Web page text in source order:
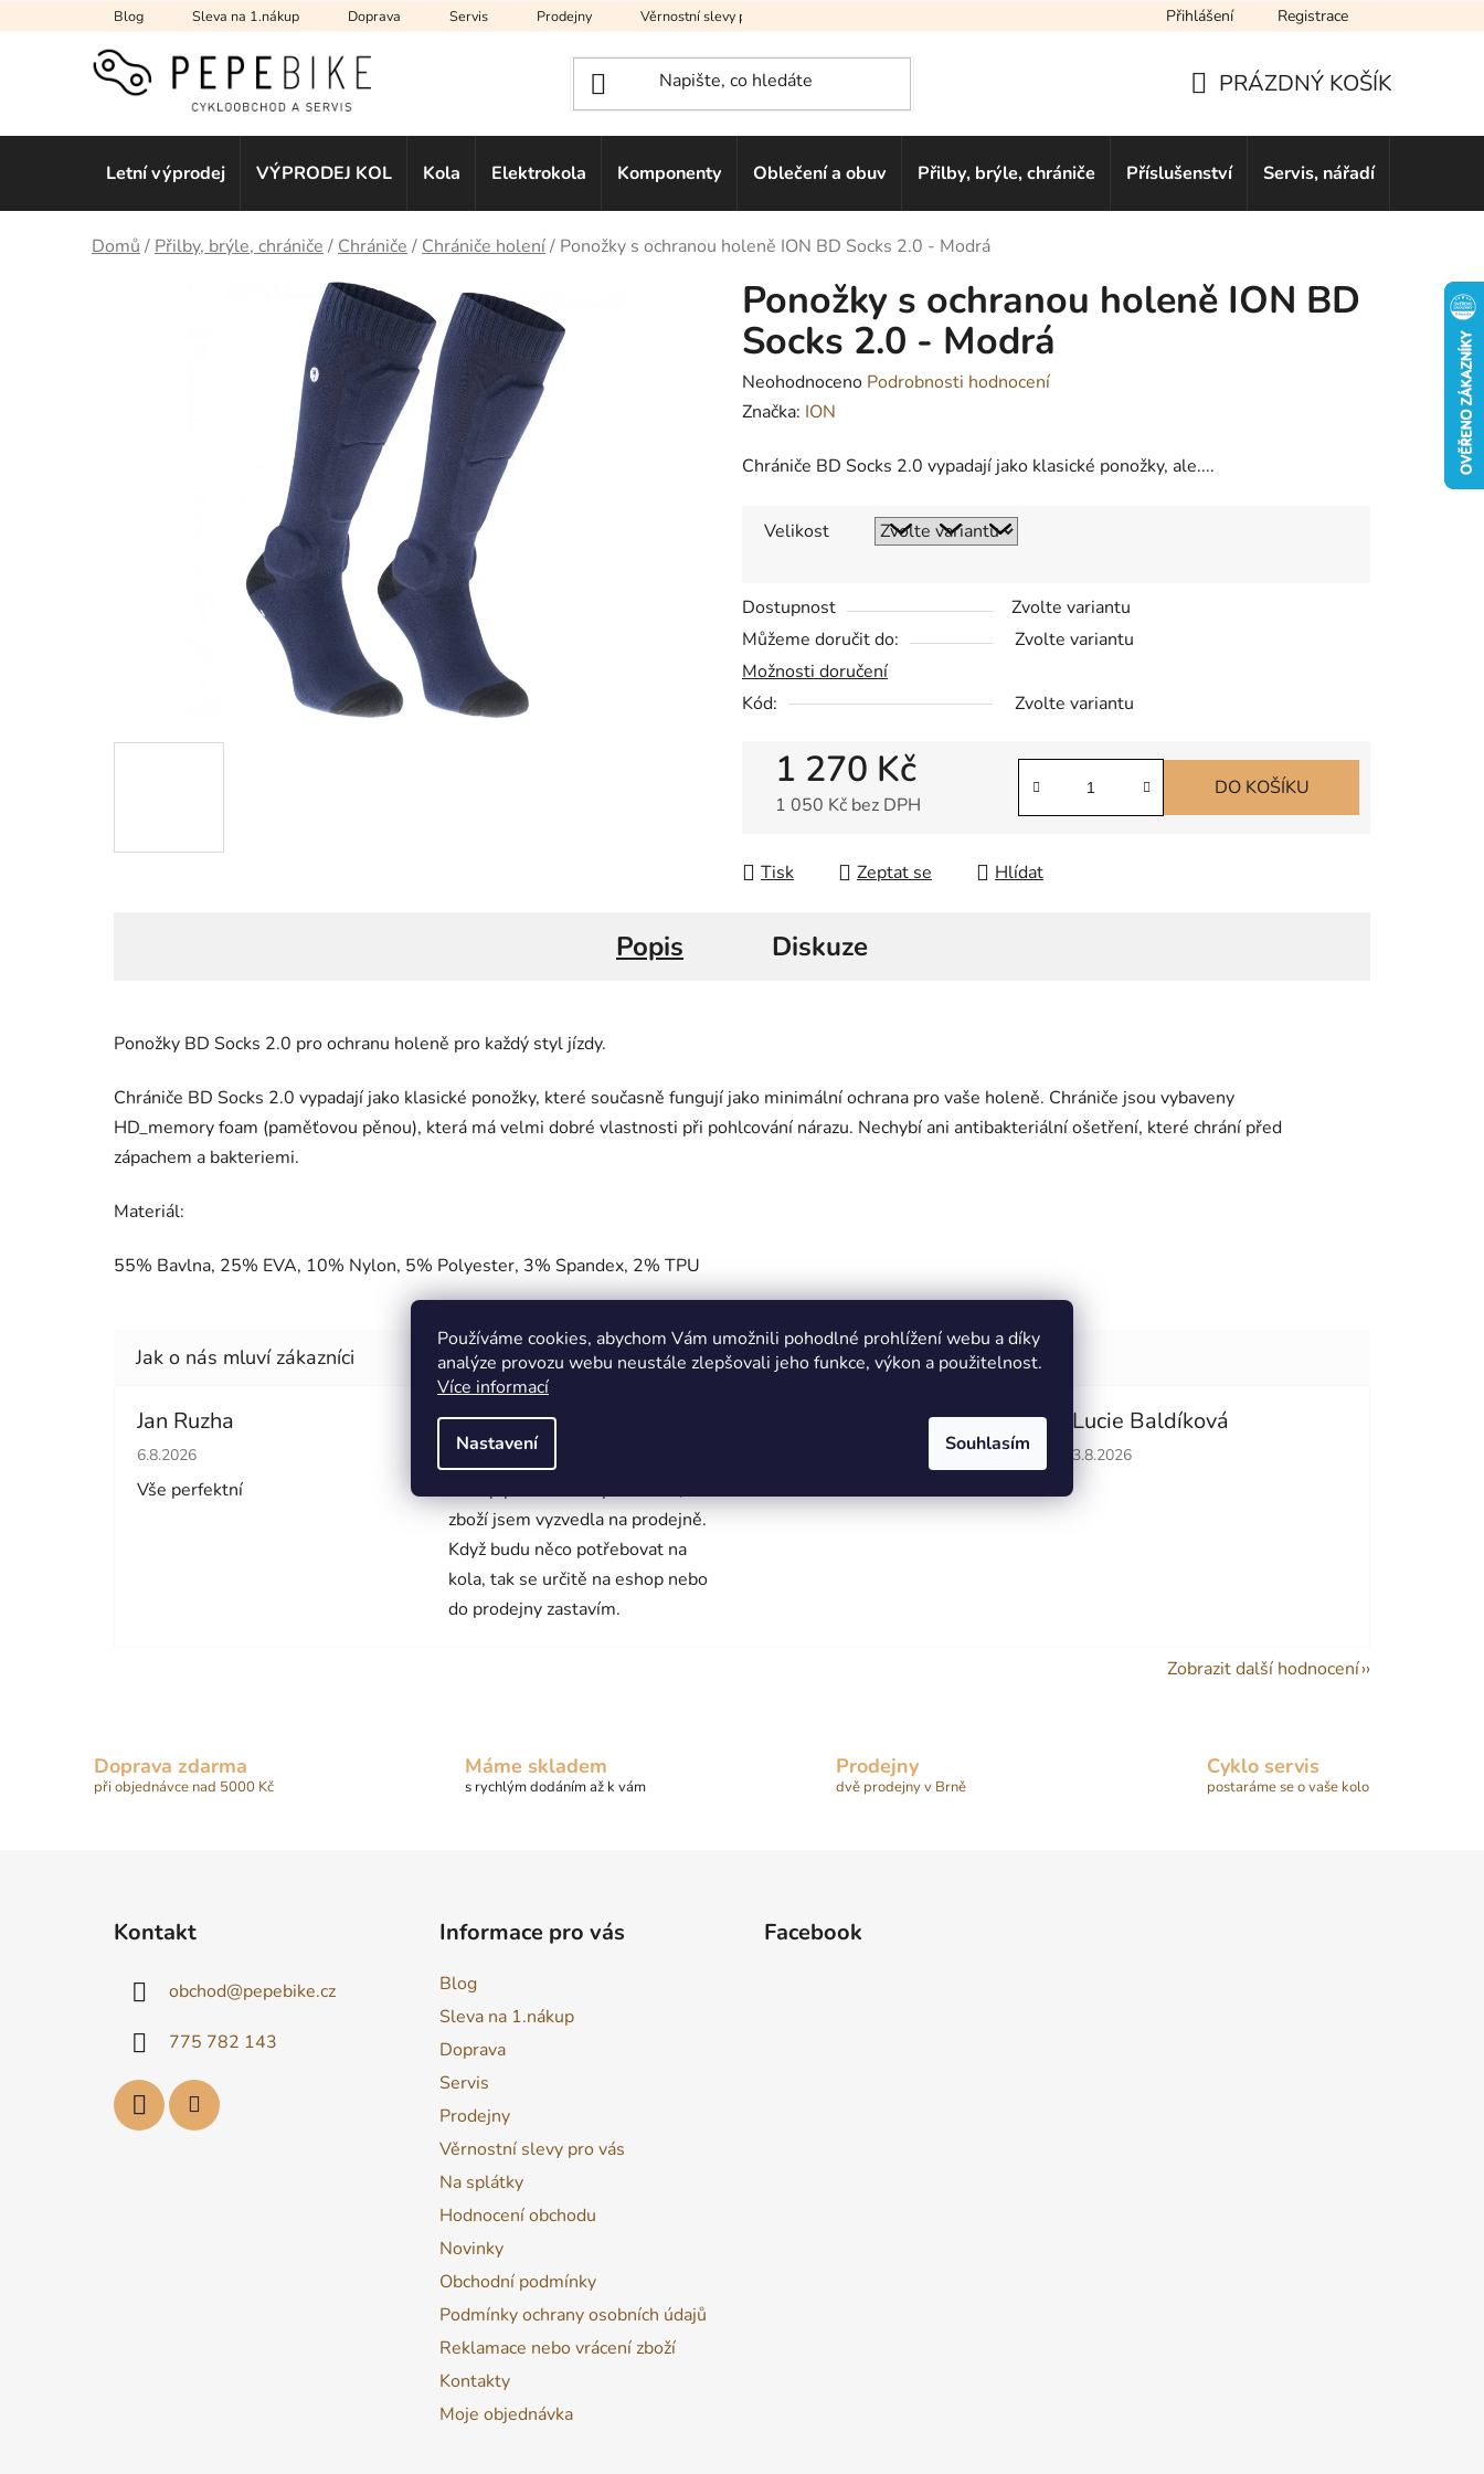
Používáme cookies, abychom Vám umožnili pohodlné prohlížení webu a díky
analýze provozu webu neustále zlepšovali jeho funkce, výkon a použitelnost.
Více informací
Nastavení Souhlasím
na
Blog Sleva na 1.nákup Doprava Servis Prodejny Věrnostní slevy pro vás Obchodní podmínky
Přihlášení Registrace
KOŠÍK
PRÁZDNÝ KOŠÍK
Letní výprodej VÝPRODEJ KOL Kola Elektrokola Komponenty Oblečení a obuv Přilby, brýle, chrániče Příslušenství Servis, nářadí
Domů / Přilby, brýle, chrániče / Chrániče / Chrániče holení/ Ponožky s ochranou holeně ION BD Socks 2.0 - Modrá
Ponožky s ochranou holeně ION BD
Socks 2.0 - Modrá
Průměrné
hodnocení
je
Neohodnoceno Podrobnosti hodnocení
Značka: ION
Chrániče BD Socks 2.0 vypadají jako klasické ponožky, ale....
Velikost
Dostupnost
Zvolte variantu
Můžeme doručit do:
Zvolte variantu
Možnosti doručení
Kód:
Zvolte variantu
1 270 Kč
1 050 Kč bez DPH
DO KOŠÍKU
Tisk Zeptat se Hlídat
Popis Diskuze
Ponožky BD Socks 2.0 pro ochranu holeně pro každý styl jízdy.
Chrániče BD Socks 2.0 vypadají jako klasické ponožky, které současně fungují jako minimální ochrana pro vaše holeně. Chrániče jsou vybaveny
HD_memory foam (paměťovou pěnou), která má velmi dobré vlastnosti při pohlcování nárazu. Nechybí ani antibakteriální ošetření, které chrání před
zápachem a bakteriemi.
Materiál:
55% Bavlna, 25% EVA, 10% Nylon, 5% Polyester, 3% Spandex, 2% TPU
Jan Ruzha
Hodnocení obchodu je 5 z 5 hvězdiček.
6.8.2026
Vše perfektní
Simona Vachulíková
Hodnocení obchodu je 5 z 5 hvězdiček.
5.8.2026
zboží jsem vyzvedla na prodejně.
Když budu něco potřebovat na
kola, tak se určitě na eshop nebo
do prodejny zastavím.
Hodnocení obchodu je 5 z 5 hvězdiček.
Lucie Baldíková
Hodnocení obchodu je 5 z 5 hvězdiček.
3.8.2026
Zobrazit další hodnocení
Doprava zdarma
při objednávce nad 5000 Kč
Máme skladem
s rychlým dodáním až k vám
Prodejny
dvě prodejny v Brně
Cyklo servis
postaráme se o vaše kolo
Kontakt
obchod@pepebike.cz
775 782 143
Informace pro vás
Blog
Sleva na 1.nákup
Doprava
Servis
Prodejny
Věrnostní slevy pro vás
Na splátky
Hodnocení obchodu
Novinky
Obchodní podmínky
Podmínky ochrany osobních údajů
Reklamace nebo vrácení zboží
Kontakty
Moje objednávka
Facebook